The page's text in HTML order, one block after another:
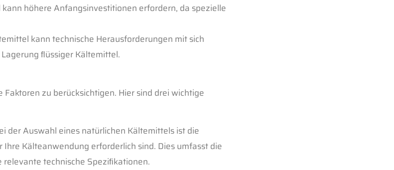
höhereAnfangsinvestitionen erfordern, da spezielle
kann technische Herausforderungen mit sich
ﬂüssiger Kältemittel.
zu berücksichtigen. Hier sind drei wichtige
der Auswahl eines natürlichen Kältemittels ist die
Kälteanwendung erforderlich sind. Dies umfasst die
technische Speziﬁkationen.